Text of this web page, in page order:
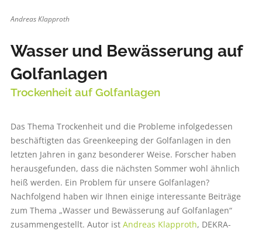
Andreas Klapproth
Wasser und Bewässerung auf
Golfanlagen
Trockenheit auf Golfanlagen
Das Thema Trockenheit und die Probleme infolgedessen
beschäftigten das Greenkeeping der Golfanlagen in den
letzten Jahren in ganz besonderer Weise. Forscher haben
herausgefunden, dass die nächsten Sommer wohl ähnlich
heiß werden. Ein Problem für unsere Golfanlagen?
Nachfolgend haben wir Ihnen einige interessante Beiträge
zum Thema „Wasser und Bewässerung auf Golfanlagen“
zusammengestellt. Autor ist Andreas Klapproth, DEKRA-